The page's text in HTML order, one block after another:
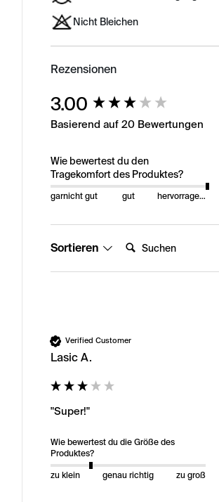
Nicht Bleichen
Rezensionen
3.00
Basierend auf 20 Bewertungen
Wie bewertest du den
Tragekomfort des Produktes?
garnicht gut gut hervorragend
Sortieren
Verified Customer
Lasic A.
"Super!"
Wie bewertest du die Größe des
Produktes?
zu klein genau richtig zu groß
New content loaded